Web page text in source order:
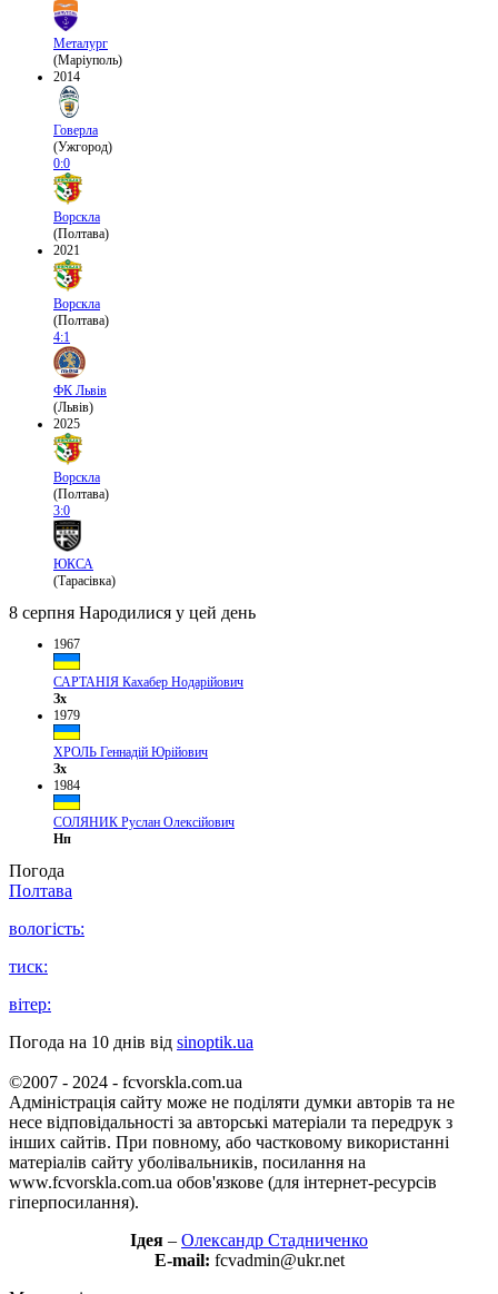
Металург
(Маріуполь)
2014
Говерла
(Ужгород)
0:0
Ворскла
(Полтава)
2021
Ворскла
(Полтава)
4:1
ФК Львів
(Львів)
2025
Ворскла
(Полтава)
3:0
ЮКСА
(Тарасівка)
8 серпня Народилися у цей день
1967
САРТАНІЯ Кахабер Нодарійович
Зх
1979
ХРОЛЬ Геннадій Юрійович
Зх
1984
СОЛЯНИК Руслан Олексійович
Нп
Погода
Полтава
вологість:
тиск:
вітер:
Погода на 10 днів від sinoptik.ua
©2007 - 2024 - fcvorskla.com.ua
Адміністрація сайту може не поділяти думки авторів та не
несе відповідальності за авторські матеріали та передрук з
інших сайтів. При повному, або частковому використанні
матеріалів сайту уболівальників, посилання на
www.fcvorskla.com.ua обов'язкове (для інтернет-ресурсів
гіперпосилання).
Ідея – Олександр Стадниченко
E-mail: fcvadmin@ukr.net